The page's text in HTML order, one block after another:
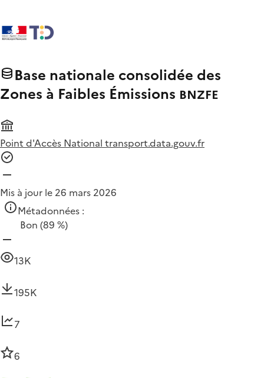
Base nationale consolidée des
Zones à Faibles Émissions BNZFE
Point d'Accès National transport.data.gouv.fr
Mis à jour le 26 mars 2026
Métadonnées :
Bon (89 %)
13K
195K
7
6